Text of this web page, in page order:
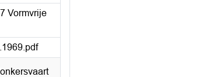
Vormvrije